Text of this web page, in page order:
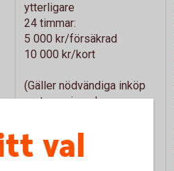
ytterligare
24 timmar:
5 000 kr/försäkrad
10 000 kr/kort
(Gäller nödvändiga inköp
mot uppvisande av
val